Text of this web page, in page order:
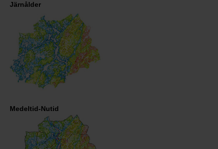
Järnålder
Medeltid-Nutid